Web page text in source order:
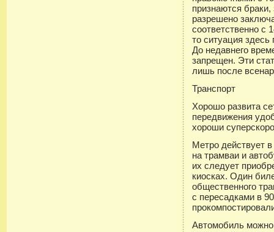
признаются
разрешено
соответственно с
то ситуация
До недавнего
запрещен. Эти
лишь после
Транспорт
Хорошо развита
передвижения
хороши
Метро действует
на трамваи и
их следует
киосках. Один
общественного
с пересадками в
Автомобиль можно